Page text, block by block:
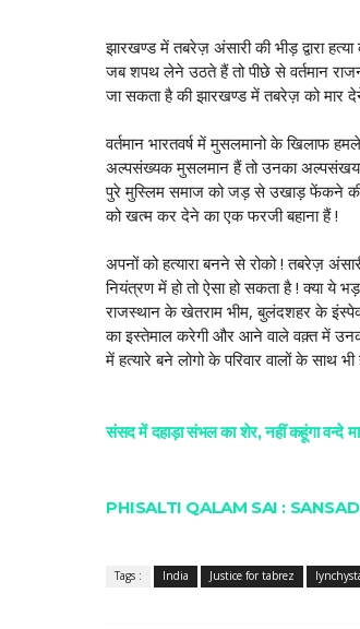
झारखण्ड में तबरेज़ अंसारी की भीड़ द्वारा
जब शपथ लेने उठते हैं तो पीछे से वर्तमान
जा सकता है की झारखण्ड में तबरेज़ को मार
वर्तमान भारतवर्ष में मुसलमानो के खिलाफ
अल्पसंख्यक मुसलमान हैं तो उनका अल्पसंखयक
पुरे मुस्लिम समाज को जड़ से उखाड़ फेंकने की
को खत्म कर देने का एक फरजी बहाना हैं !
अपनों को हत्यारा बनने से रोको ! तबरेज़
नियंत्रण में हो तो ऐसा हो सकता है ! क्या ये
राजस्थान के खेतराम भीम, बुलंदशहर के
का इस्तेमाल करेगी और आने वाले वक़्त में
में हत्यारे बने लोगो के परिवार वालों के साथ भी
संसद में दहाड़ा संभल का शेर, नहीं कहूंगा वन्दे
PHISALTI QALAM SAI :
Tags : India Justice for tabrez